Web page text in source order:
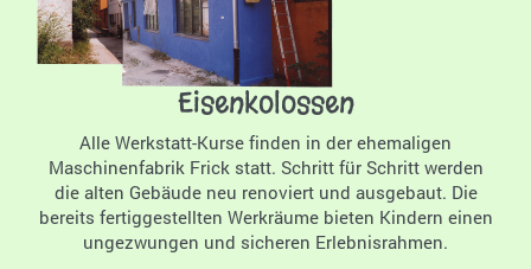
Eisenkolossen
Alle Werkstatt-Kurse finden in der ehemaligen
Maschinenfabrik Frick statt. Schritt für Schritt werden
die alten Gebäude neu renoviert und ausgebaut. Die
bereits fertiggestellten Werkräume bieten Kindern einen
ungezwungen und sicheren Erlebnisrahmen.